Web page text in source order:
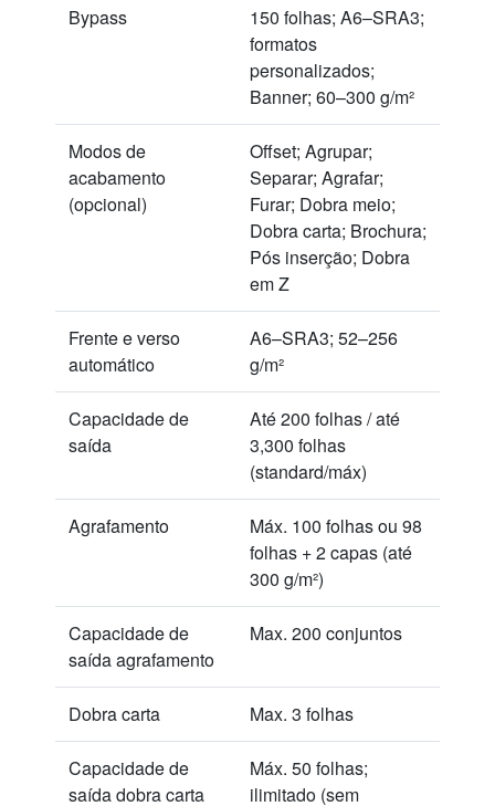
Bypass
150 folhas; A6–SRA3;
formatos
personalizados;
Banner; 60–300 g/m²
Modos de
acabamento
(opcional)
Offset; Agrupar;
Separar; Agrafar;
Furar; Dobra meio;
Dobra carta; Brochura;
Pós inserção; Dobra
em Z
Frente e verso
automático
A6–SRA3; 52–256
g/m²
Capacidade de
saída
Até 200 folhas / até
3,300 folhas
(standard/máx)
Agrafamento
Máx. 100 folhas ou 98
folhas + 2 capas (até
300 g/m²)
Capacidade de
saída agrafamento
Max. 200 conjuntos
Dobra carta Max. 3 folhas
Capacidade de
saída dobra carta
Máx. 50 folhas;
ilimitado (sem